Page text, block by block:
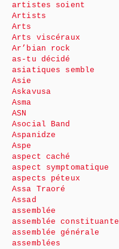
artistes soient
Artists
Arts
Arts viscéraux
Ar’bian rock
as-tu décidé
asiatiques semble
Asie
Askavusa
Asma
ASN
Asocial Band
Aspanidze
Aspe
aspect caché
aspect symptomatique
aspects péteux
Assa Traoré
Assad
assemblée
assemblée constituante
assemblée générale
assemblées